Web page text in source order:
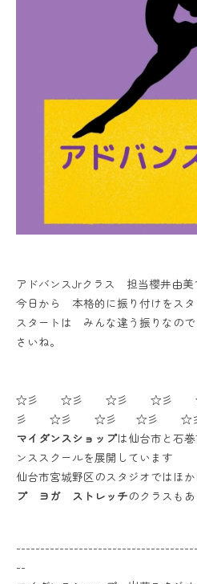
アドバンスJrクラス 担当櫻井由美
今日から 本格的に振り付けをスタ
スタートは みんな違う振りなの
さいね。
☆彡 ☆彡 ☆彡 ☆彡
彡 ☆彡 ☆彡 ☆彡 ☆
マイダンスショップは仙台市と石
ンススクールを展開しています
仙台市宮城野区のスタジオではほか
プ ヨガ ストレッチのクラスも
--